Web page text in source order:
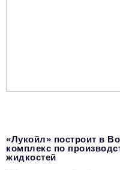
«Лукойл» построит в
комплекс по
жидкостей